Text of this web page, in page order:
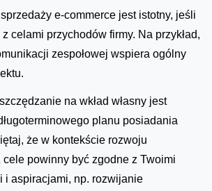
e-commerce jest istotny, jeśli
celami przychodów firmy. Na przykład,
zespołowej wspiera ogólny
na wkład własny jest
planu posiadania
że w kontekście rozwoju
cele powinny być zgodne z Twoimi
i aspiracjami, np. rozwijanie